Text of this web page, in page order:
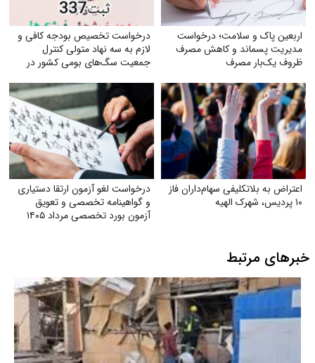
اربعین پاک و سلامت؛ درخواست
مدیریت پسماند و کاهش مصرف
ظروف یک‌بار مصرف
درخواست تخصیص بودجه کافی و
لازم به سه نهاد متولی کنترل
جمعیت سگ‌های بومی کشور در
اعتراض به بلاتکلیفی سهام‌داران فاز
۱۰ پردیس، شهرک الهیه
درخواست لغو آزمون ارتقا دستیاری
و گواهینامه تخصصی و تعویق
آزمون بورد تخصصی مرداد ۱۴۰۵
خبرهای مرتبط